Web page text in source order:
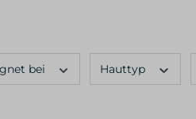
bei Hauttyp